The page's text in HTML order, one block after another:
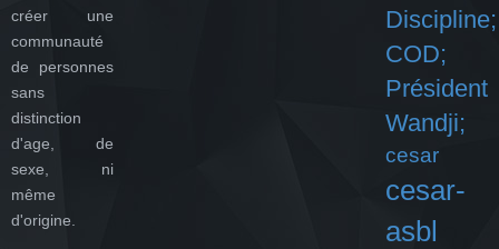
créer une
communauté
de personnes
sans
distinction
d'age, de
sexe, ni
même
d'origine.
Discipline;
COD;
Président
Wandji;
cesar
cesar-
asbl